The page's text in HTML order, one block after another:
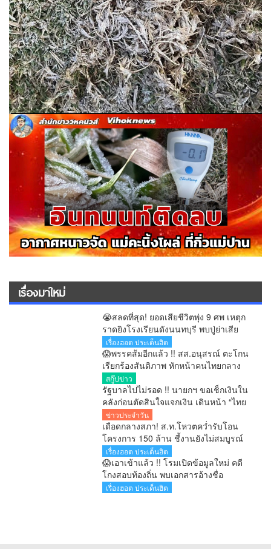
เรื่องมาใหม่
😭สลดที่สุด! ยอดเสียชีวิตพุ่ง 9 ศพ เหตุก
ราดยิงโรงเรียนดังนนทบุรี พบปู่ย่าเสีย
ชีวิตเพิ่มในบ้าน
เรื่องฮอต ประเด็นฮิต
😱พรรคส้มอีกแล้ว !! สส.อนุสรณ์ ตะโกน
เรียกร้องสันติภาพ หักหน้าคนไทยกลาง
สภา ต่อหน้า “มิน อ่อง หล่าย” ก่อนตร.คุม
ตัว
สกู๊ปข่าว
รัฐบาลไปไม่รอด !! นายกฯ ขอเช็กเงินใน
คลังก่อนตัดสินใจแจกเงิน เดินหน้า “ไทย
ช่วยไทย พลัส” เฟส 2 อ้างเศรษฐกิจฟื้น
การค้า-จีดีพีพุ่ง
ข่าวประจำวัน
เดือดกลางสภา! ส.ท.โหวตคว่ำรับโอน
โครงการ 150 ล้าน ชี้งานยังไม่สมบูรณ์
หวั่นภาระตกที่ภาษีประชาชน
เรื่องฮอต ประเด็นฮิต
😱เอาเข้าแล้ว !! โรมเปิดข้อมูลใหม่ คดี
โกงสอบท้องถิ่น พบเอกสารอ้างชื่อ
“อนุทิน” ตั้งแต่สมัยนั่งรองนายกฯ
เรื่องฮอต ประเด็นฮิต